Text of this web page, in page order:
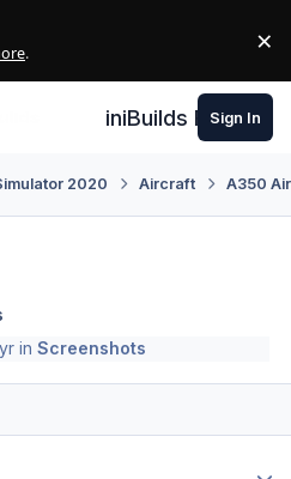
. ×
iniBuilds Forum
Sign In
2020 Aircraft A350
inScreenshots